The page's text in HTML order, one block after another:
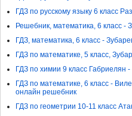
ГДЗ по русскому языку 6 класс
Решебник, математика, 6 класс -
ГДЗ, математика, 6 класс -
ГДЗ по математике, 5 класс,
ГДЗ по химии 9 класс Габриелян
ГДЗ по математике, 6 класс -
онлайн решебник
ГДЗ по геометрии 10-11 класс